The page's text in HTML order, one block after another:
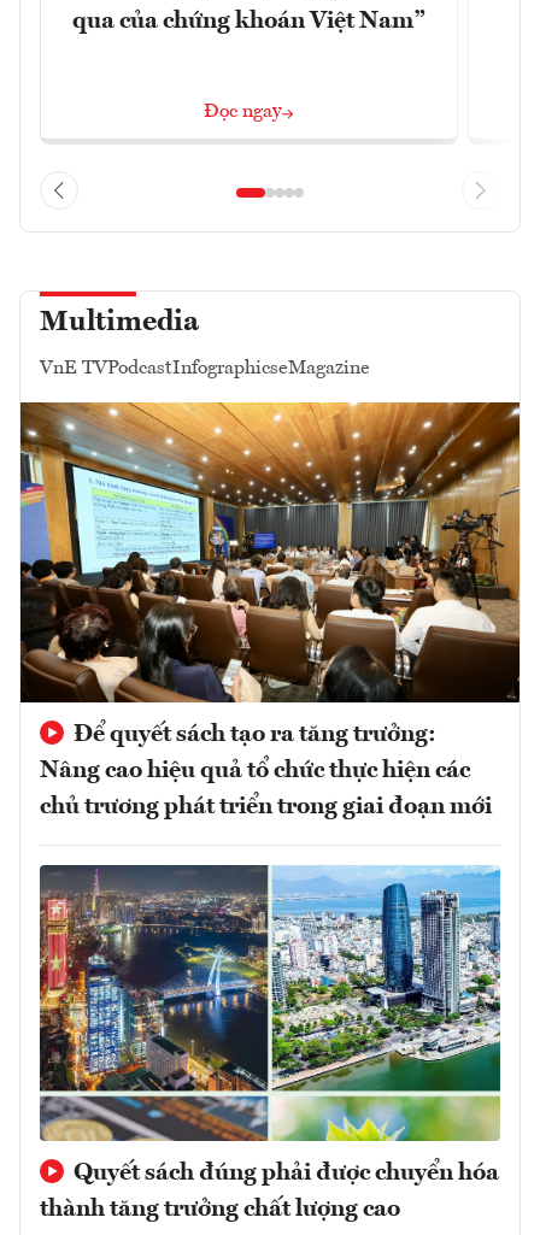
qua của chứng khoán Việt Nam”
Đọc ngay
Multimedia
VnE TVPodcastInfographicseMagazine
Để quyết sách tạo ra tăng trưởng:
Nâng cao hiệu quả tổ chức thực hiện các
chủ trương phát triển trong giai đoạn mới
Quyết sách đúng phải được chuyển hóa
thành tăng trưởng chất lượng cao